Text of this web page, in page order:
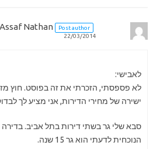
Assaf Nathan
Post author
22/03/2014
לאבישי:
לא פספסתי, הזכרתי את זה בפוסט. חוץ
ישירה של מחירי הדירות, אני מציע לך
הנוכחית לדעתי הוא גר 15 שנה.